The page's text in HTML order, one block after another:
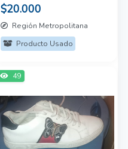
$20.000
Región Metropolitana
Producto Usado
49